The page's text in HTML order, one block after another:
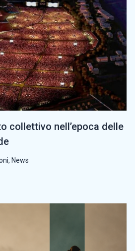
collettivo nell’epoca delle
, News